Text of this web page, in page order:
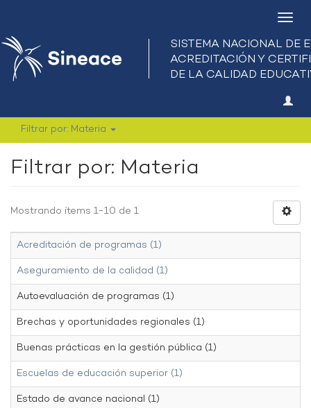
Filtrar por: Materia
Filtrar por: Materia
Mostrando ítems 1-10 de 1
Acreditación de programas (1)
Aseguramiento de la calidad (1)
Autoevaluación de programas (1)
Brechas y oportunidades regionales (1)
Buenas prácticas en la gestión pública (1)
Escuelas de educación superior (1)
Estado de avance nacional (1)